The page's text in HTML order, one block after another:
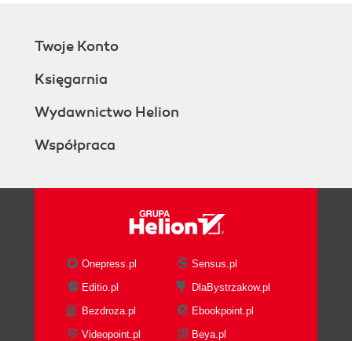
Twoje Konto
Księgarnia
Wydawnictwo Helion
Współpraca
Onepress.pl
Sensus.pl
Editio.pl
DlaBystrzakow.pl
Bezdroza.pl
Ebookpoint.pl
Videopoint.pl
Beya.pl